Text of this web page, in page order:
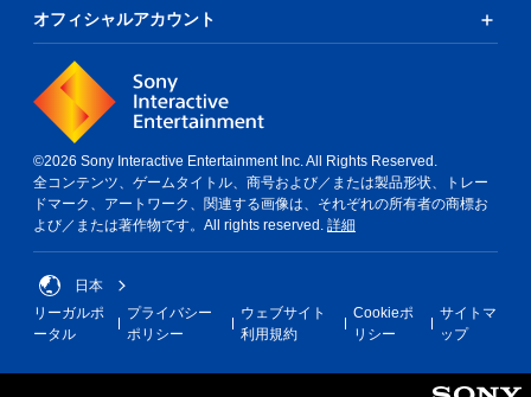
オフィシャルアカウント
©2026 Sony Interactive Entertainment Inc. All Rights Reserved.
全コンテンツ、ゲームタイトル、商号および／または製品形状、トレー
ドマーク、アートワーク、関連する画像は、それぞれの所有者の商標お
よび／または著作物です。All rights reserved. 詳細
日本
リーガルポ
ータル
プライバシー
ポリシー
ウェブサイト
利用規約
Cookieポ
リシー
サイトマ
ップ